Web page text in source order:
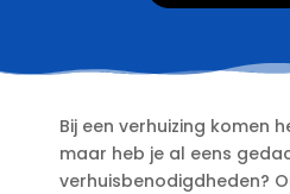
Bij een verhuizing komen
maar heb je al eens
verhuisbenodigdheden?